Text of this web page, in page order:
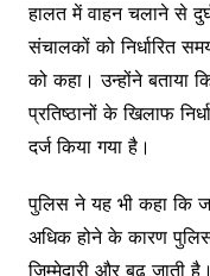
हालत में वाहन चलाने से
संचालकों को निर्धारित
को कहा। उन्होंने बताया
प्रतिष्ठानों के खिलाफ
दर्ज किया गया है।
पुलिस ने यह भी कहा कि
अधिक होने के कारण
जिम्मेदारी और बढ़ जाती